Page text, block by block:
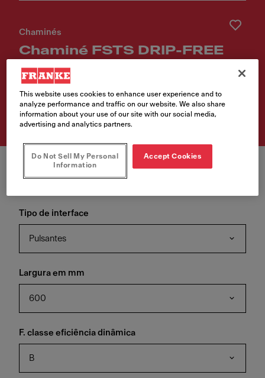
Chaminés
Chaminé FSTS DRIP-FREE
60 X FRANKE
Número de artigo
305.0702.609
Tipo de interface
Pulsantes
Largura em mm
600
F. classe eficiência dinâmica
B
This website uses cookies to enhance user experience and to
analyze performance and traffic on our website. We also share
information about your use of our site with our social media,
advertising and analytics partners.
Do Not Sell My Personal
Information
Accept Cookies